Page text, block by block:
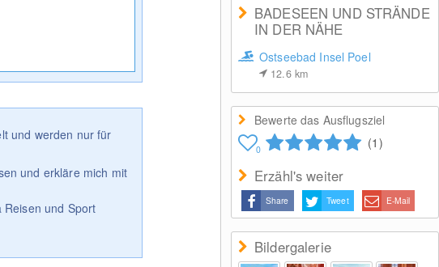
und werden nur für
und erkläre mich mit
und Sport
BADESEEN UND STRÄNDE
IN DER NÄHE
Ostseebad Insel Poel
12.6 km
Bewerte das Ausflugsziel
0 (1)
Erzähl's weiter
Share Tweet E-Mail
Bildergalerie